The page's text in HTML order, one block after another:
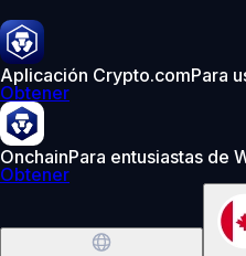
Aplicación Crypto.comPara
Obtener
OnchainPara entusiastas de
Obtener